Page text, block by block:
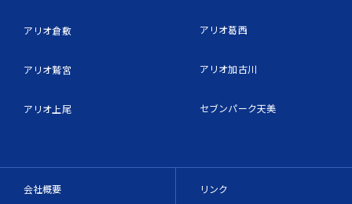
アリオ倉敷
アリオ鷲宮
アリオ上尾
アリオ葛西
アリオ加古川
セブンパーク天美
会社概要 リンク